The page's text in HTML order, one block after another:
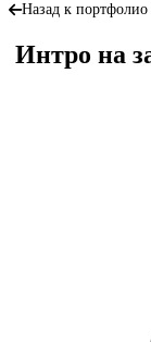
Назад к
Интро на